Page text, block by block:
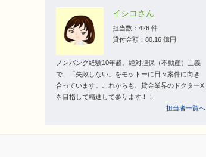
イシコさん
担当数：426 件
貸付金額：80.16 億円
ノンバンク経験10年超。絶対担保（不動産）主義
で、「失敗しない」をモットーに日々案件に向き
合っています。これからも、貸金業界のドクターX
を目指して精進して参ります！！
担当者一覧へ